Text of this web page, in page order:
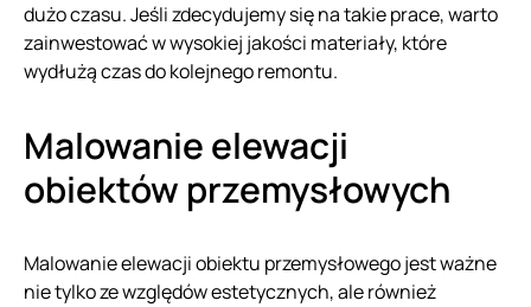
dużo czasu. Jeśli zdecydujemy się na takie prace, warto
zainwestować w wysokiej jakości materiały, które
wydłużą czas do kolejnego remontu.
Malowanie elewacji
obiektów przemysłowych
Malowanie elewacji obiektu przemysłowego jest ważne
nie tylko ze względów estetycznych, ale również